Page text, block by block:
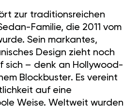
zur traditionsreichen
Familie, die 2011 vom
Sein markantes,
Design zieht noch
sich – denk an Hollywood-
Blockbuster. Es vereint
auf eine
Weise. Weltweit wurden